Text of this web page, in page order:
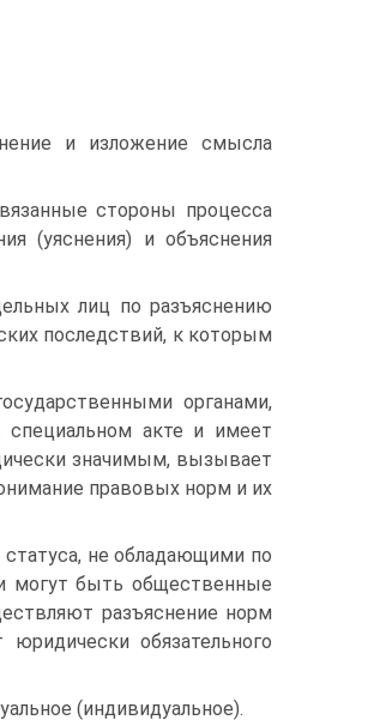
и изложение смысла
стороны процесса
(уяснения) и объяснения
лиц по разъяснению
последствий, к которым
органами,
специальном акте и имеет
значимым, вызывает
правовых норм и их
не обладающими по
могут быть общественные
разъяснение норм
обязательного
(индивидуальное).